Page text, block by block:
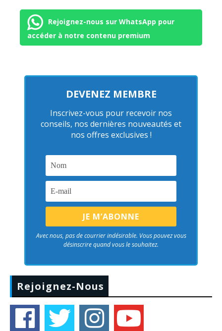
Rejoignez-nous sur WhatsApp pour
accéder à notre contenu premium
DEVENEZ MEMBRE
Inscrivez-vous pour recevoir nos
conseils, nos dernières nouveautés et
nos offres exclusives !
Avec nous, pas de courrier indésirable. Vous pouvez vous
désinscrire quand vous le souhaitez.
Rejoignez-Nous